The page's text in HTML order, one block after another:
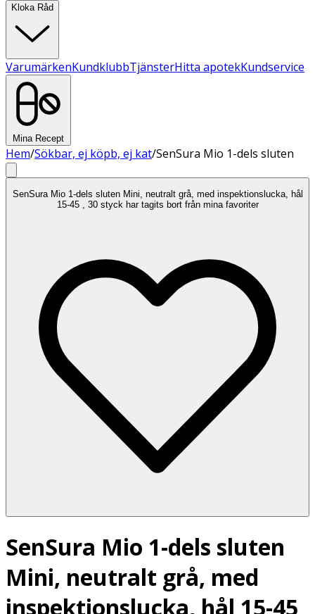
Kloka Råd
VarumärkenKundklubbTjänsterHitta apotekKundservice
Mina Recept
Hem/Sökbar, ej köpb, ej kat/SenSura Mio 1-dels sluten
SenSura Mio 1-dels sluten Mini, neutralt grå, med inspektionslucka, hål
15-45 , 30 styck har tagits bort från mina favoriter
SenSura Mio 1-dels sluten
Mini, neutralt grå, med
inspektionslucka, hål 15-45